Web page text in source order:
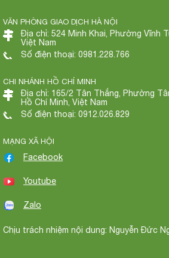
VĂN PHÒNG GIAO DỊCH HÀ NỘI
Địa chỉ: 524 Minh Khai, Phường Vĩnh
Việt Nam
Số điện thoại: 0981.228.766
CHI NHÁNH HỒ CHÍ MINH
Địa chỉ: 165/2 Tân Thắng, Phường
Hồ Chí Minh, Việt Nam
Số điện thoại: 0912.026.829
MẠNG XÃ HỘI
Facebook
Youtube
Zalo
Chịu trách nhiệm nội dung: Nguyễn Đức